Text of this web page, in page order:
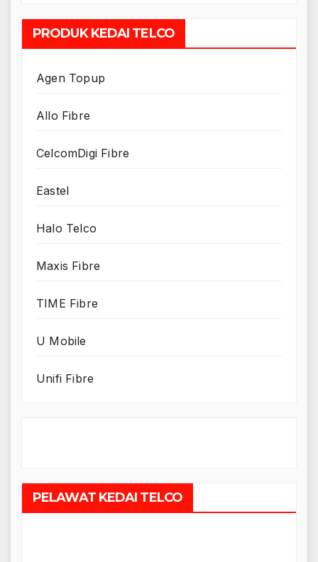
PRODUK KEDAI TELCO
Agen Topup
Allo Fibre
CelcomDigi Fibre
Eastel
Halo Telco
Maxis Fibre
TIME Fibre
U Mobile
Unifi Fibre
PELAWAT KEDAI TELCO